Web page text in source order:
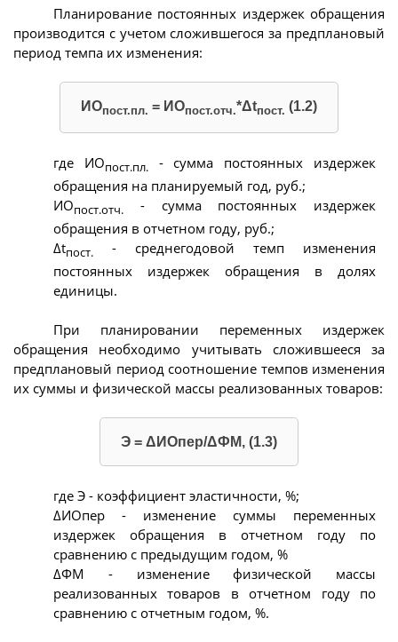
Планирование постоянных издержек обращения
производится с учетом сложившегося за предплановый
период темпа их изменения:
ИОпост.пл. = ИОпост.отч.*Δtпост. (1.2)
где ИОпост.пл. - сумма постоянных издержек
обращения на планируемый год, руб.;
ИОпост.отч. - сумма постоянных издержек
обращения в отчетном году, руб.;
Δtпост. - среднегодовой темп изменения
постоянных издержек обращения в долях
единицы.
При планировании переменных издержек
обращения необходимо учитывать сложившееся за
предплановый период соотношение темпов изменения
их суммы и физической массы реализованных товаров:
Э = ΔИОпер/ΔФМ, (1.3)
где Э - коэффициент эластичности, %;
ΔИОпер - изменение суммы переменных
издержек обращения в отчетном году по
сравнению с предыдущим годом, %
ΔФМ - изменение физической массы
реализованных товаров в отчетном году по
сравнению с отчетным годом, %.